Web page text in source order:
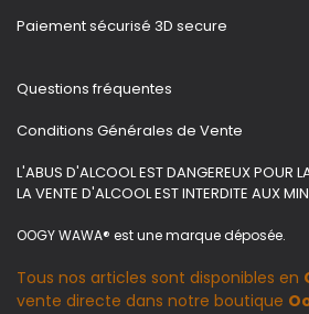
Paiement sécurisé 3D secure
Questions fréquentes
Conditions Générales de Vente
L'ABUS D'ALCOOL EST DANGEREUX POUR
LA VENTE D'ALCOOL EST INTERDITE AUX
OOGY WAWA® est une marque déposée.
Tous nos articles sont disponibles en
vente directe dans notre boutique